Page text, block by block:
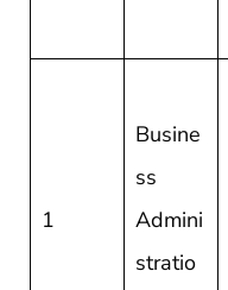
1
Busine
ss
Admini
stratio